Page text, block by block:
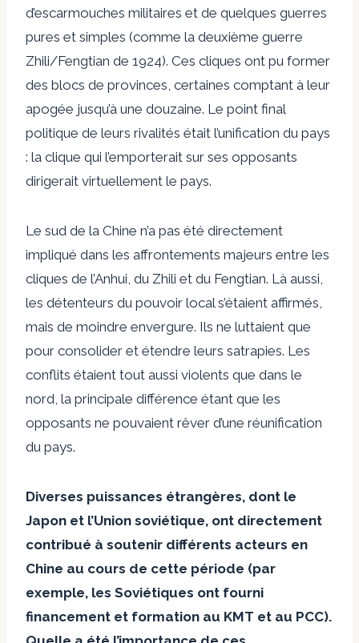
d’escarmouches militaires et de quelques guerres
pures et simples (comme la deuxième guerre
Zhili/Fengtian de 1924). Ces cliques ont pu former
des blocs de provinces, certaines comptant à leur
apogée jusqu’à une douzaine. Le point final
politique de leurs rivalités était l’unification du pays
: la clique qui l’emporterait sur ses opposants
dirigerait virtuellement le pays.
Le sud de la Chine n’a pas été directement
impliqué dans les affrontements majeurs entre les
cliques de l’Anhui, du Zhili et du Fengtian. Là aussi,
les détenteurs du pouvoir local s’étaient affirmés,
mais de moindre envergure. Ils ne luttaient que
pour consolider et étendre leurs satrapies. Les
conflits étaient tout aussi violents que dans le
nord, la principale différence étant que les
opposants ne pouvaient rêver d’une réunification
du pays.
Diverses puissances étrangères, dont le
Japon et l’Union soviétique, ont directement
contribué à soutenir différents acteurs en
Chine au cours de cette période (par
exemple, les Soviétiques ont fourni
financement et formation au KMT et au PCC).